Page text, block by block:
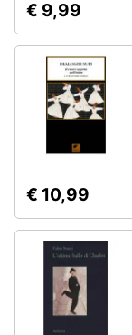
€ 9,99
€ 10,99